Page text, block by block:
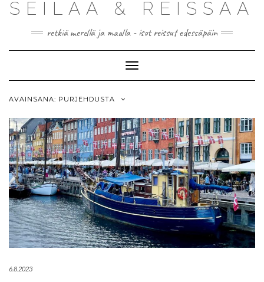
SEILAA & REISSAA
retkiä merellä ja maalla - isot reissut edessäpäin
Toggle
Navigation
AVAINSANA: PURJEHDUSTA
6.8.2023